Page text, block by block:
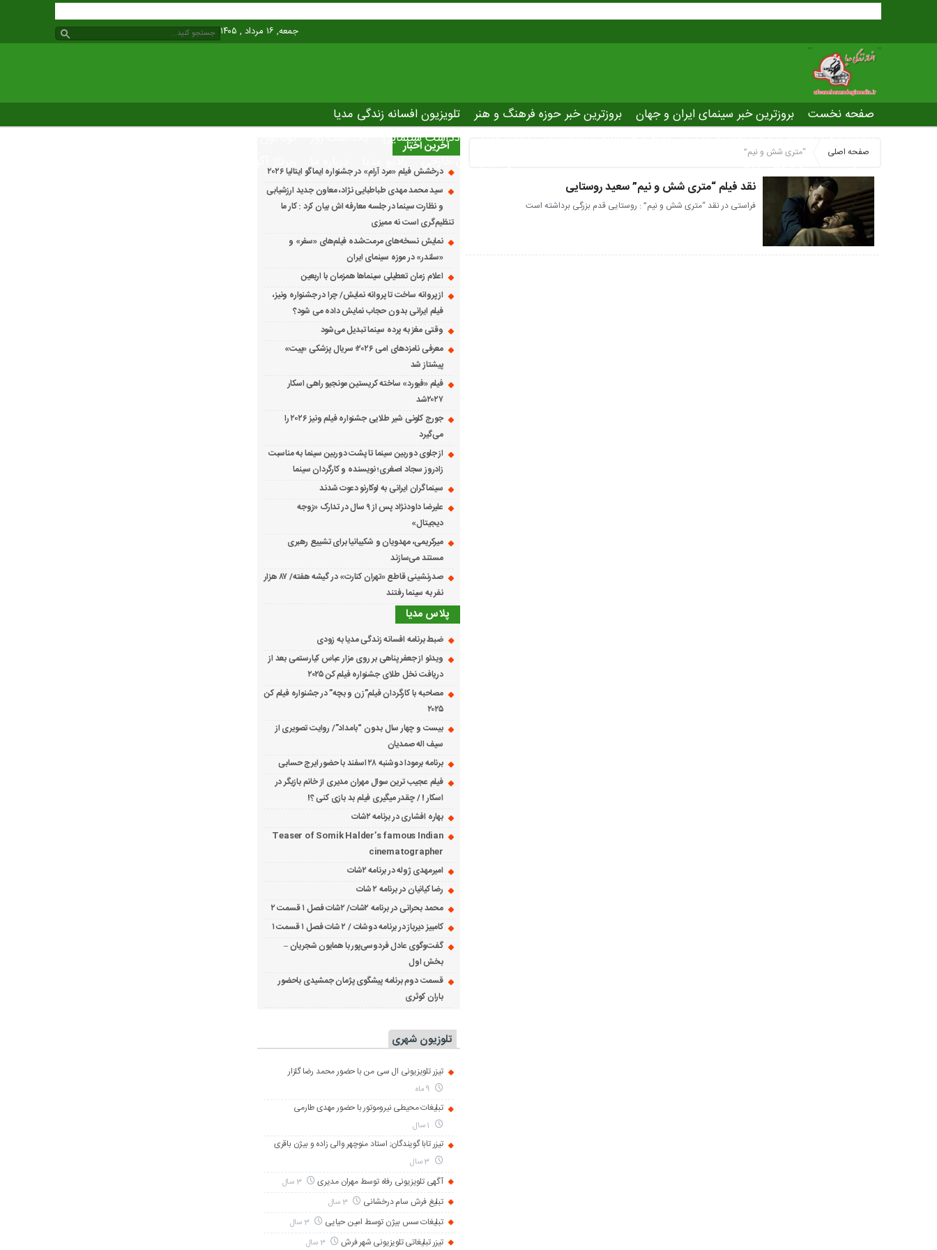
جمعه, ۱۶ مرداد , ۱۴۰۵
صفحه نخست بروزترین خبر سینمای ایران و جهان بروزترین خبر حوزه فرهنگ و هنر
تلویزیون افسانه زندگی مدیا
یادداشت سینمایی
عصر جدید
تلویزیون شهری دانلود فیلم های خارجی رادیو مدیا درباره ما صفحه اصلی “متری شش و نیم”
نقد فیلم “متری شش و نیم” سعید روستایی
فراستی در نقد “متری شش و نیم” : روستایی قدم بزرگی برداشته است
آخرین اخبار
درخشش فیلم «مرد آرام» در جشنواره ایماگو ایتالیا ۲۰۲۶
سید محمد مهدی طباطبایی نژاد، معاون جدید ارزشیابی
و نظارت سینما در جلسه معارفه اش بیان کرد : کار ما
تنظیم‌گری است نه ممیزی
نمایش نسخه‌های مرمت‌شده فیلم‌های «سفر» و
«سلندر» در موزه سینمای ایران
اعلام زمان تعطیلی سینماها همزمان با اربعین
از پروانه ساخت تا پروانه نمایش/ چرا در جشنواره ونیز،
فیلم ایرانی بدون حجاب نمایش داده می شود؟
وقتی مغز به پرده سینما تبدیل می‌شود
معرفی نامزدهای امی ۲۰۲۶؛ سریال پزشکی «پیت»
پیشتاز شد
فیلم «فیورد» ساخته کریستین مونجیو راهی اسکار
۲۰۲۷شد
جورج کلونی شیر طلایی جشنواره فیلم ونیز ۲۰۲۶ را
می‌گیرد
از جلوی دوربین سینما تا پشت دوربین سینما به مناسبت
زادروز سجاد اصغری؛ نویسنده و کارگردان سینما
سینماگران ایرانی به لوکارنو دعوت شدند
علیرضا داودنژاد پس از ۹ سال در تدارک «زوجه
دیجیتال»
میرکریمی، مهدویان و شکیبانیا برای تشییع رهبری
مستند می‌سازند
صدرنشینی قاطع «تهران کنارت» در گیشه هفته/ ۸۷ هزار
نفر به سینما رفتند
پلاس مدیا
ضبط برنامه افسانه زندگی مدیا به زودی
ویدئو از جعفر پناهی بر روی مزار عباس کیارستمی بعد از
دریافت نخل طلای جشنواره فیلم کن ۲۰۲۵
مصاحبه با کارگردان فیلم”زن و بچه” در جشنواره فیلم کن
۲۰۲۵
بیست و چهار سال بدون “بامداد”/ روایت تصویری از
سیف اله صمدیان
برنامه برمودا دوشنبه ۲۸ اسفند با حضور ایرج حسابی
فیلم عجیب ترین سوال مهران مدیری از خانم بازیگر در
اسکار ! / چقدر میگیری فیلم بد بازی کنی ؟!
بهاره افشاری در برنامه ۲شات
Teaser of Somik Halder’s famous Indian
cinematographer
امیرمهدی ژوله در برنامه ۲شات
رضا کیانیان در برنامه ۲ شات
محمد بحرانی در برنامه ۲شات/ ۲شات فصل ۱ قسمت ۲
کامبیز دیرباز در برنامه دوشات / ۲ شات فصل ۱ قسمت ۱
گفت‌وگوی عادل فردوسی‌پور با همایون شجریان –
بخش اول
قسمت دوم برنامه پیشگوی پژمان جمشیدی باحضور
باران کوثری
تلوزیون شهری
تیزر تلویزیونی ال سی من با حضور محمد رضا گلزار
تبلیغات محیطی نیروموتور با حضور مهدی طارمی
تیزر تابا گویندگان; استاد منوچهر والی زاده و بیژن باقری
آگهی تلویزیونی رفاه توسط مهران مدیری 3 سال
تبلیغ فرش سام درخشانی 3 سال
تبلیغات سس بیژن توسط امین حیایی 3 سال
تیزر تبلیغاتی تلویزیونی شهر فرش 3 سال